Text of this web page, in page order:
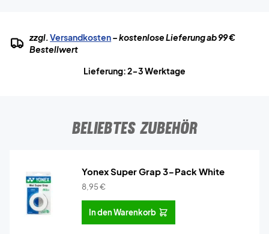
zzgl.Versandkosten– kostenlose Lieferung ab 99 €
Bestellwert
Lieferung: 2-3 Werktage
BELIEBTES ZUBEHÖR
Yonex Super Grap 3-Pack White
8,95€
In den Warenkorb